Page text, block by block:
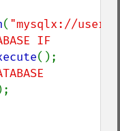
( "mysqlx://
IF